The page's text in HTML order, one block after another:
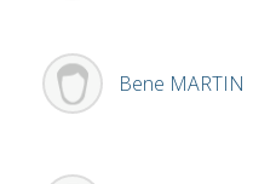
Bene MARTIN